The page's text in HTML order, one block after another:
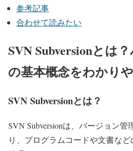
参考記事
合わせて読みたい
SVN Subversionとは
の基本概念をわかり
SVN Subversionとは？
SVN Subversionは、バージョン
り、プログラムコードや文書な